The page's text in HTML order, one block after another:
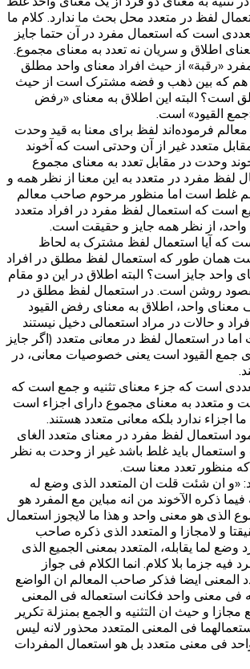
لفظ در متعدد محل بحث ما ندارد. کلام ما
است که استعمال مفرد در آن حتما جایز
اطلاق و سریان نه تعدد به معنای مجموع.
«رقبة» از حیث افراد معنای واحد مطلق
هم که بین ذهب و فضه مشترک است از حیث
است؟ البته این اطلاق به معنای «رفض
القیود» است.
فرموده‌اند لفظ برای معنا به قید وحدت
متعدد غیر از آن وحدتی است که آخوند
وحدت در مقابل تعدد به معنای مجموع
لفظ مفرد در متعدد به این معنا از نظر همه و
غلط است اما منظور مرحوم صاحب معالم
است که استعمال لفظ مفرد در افراد متعدد
واحد، از نظر همه جایز و حقیقت است.
که آیا استعمال لفظ مشترک به لحاظ
همان طور که استعمال لفظ مطلق در افراد
واحد جایز است؟ البته اطلاق در این دو مقام
روشن است. در استعمال لفظ مطلق در
معنای واحد، اطلاق به معنای رفض القیود
و حالات در مراد استعمالی دخیل نیستند
در استعمال لفظ در معانی متعدد (اگر جایز
جمع القیود است یعنی خصوصیات معانی، در
است که جزء معنای تثنیه و جمع است که
و متعدد به معنای مجموع دارای اجزاء است
اجزاء ندارد بلکه معانی متعدد هستند.
استعمال لفظ مفرد در معنای متعدد الغای
باید غلط باشد غیر از وحدت به نظر
منظور تعدد معنا ست.
«و ان شئت قلت ان المتعدد الذی وضع له
فیما ذکره الآخوند من انه مباین مع المفرد هو
الذی هو معنی واحد و هذا ما لایجوز استعمال
و لامجازا و المتعدد الذی ذکره صاحب
وضع لما یقابله، المتعدد بمعنی الجمیع الذی
فیه جزما بلا کلام. انما الکلام فی جواز
المعنی ایضا فذکر صاحب المعالم ان الواضع
فی معنی واحد فکانت استعماله فی المعنی
مجازا و حیث ان التثنیه و الجمع بمنزلة تکریر
فی المعنی المتعدد محذور لانه لیس
فی معنی متعدد بل هو استعمال المفردات